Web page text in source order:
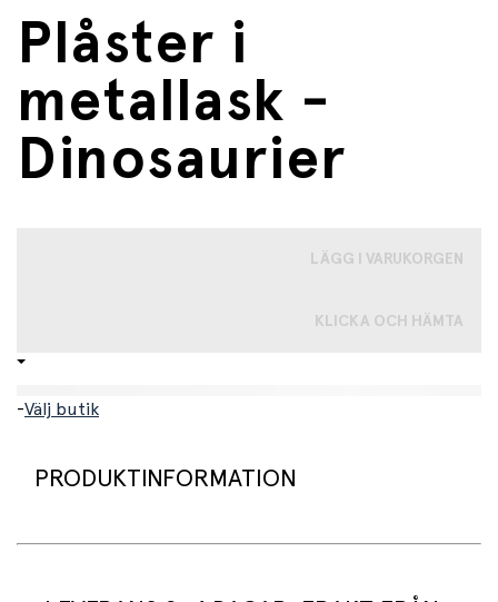
Plåster i
metallask -
Dinosaurier
LÄGG I VARUKORGEN
KLICKA OCH HÄMTA
-Välj butik
PRODUKTINFORMATION